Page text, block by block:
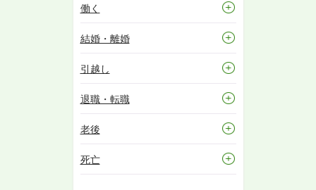
働く
結婚・離婚
引越し
退職・転職
老後
死亡